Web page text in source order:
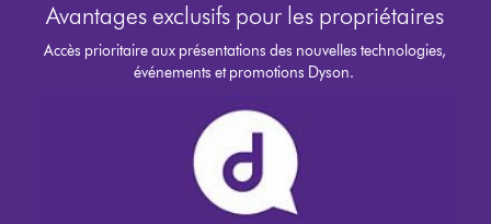
Avantages exclusifs pour les propriétaires
Accès prioritaire aux présentations des nouvelles technologies,
événements et promotions Dyson.